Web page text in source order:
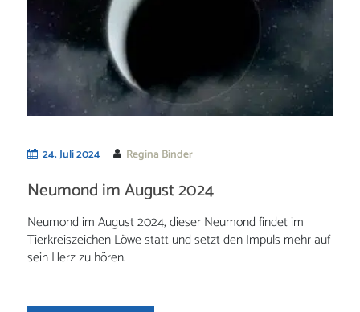
24. Juli 2024 Regina Binder
Neumond im August 2024
Neumond im August 2024, dieser Neumond findet im
Tierkreiszeichen Löwe statt und setzt den Impuls mehr auf
sein Herz zu hören.